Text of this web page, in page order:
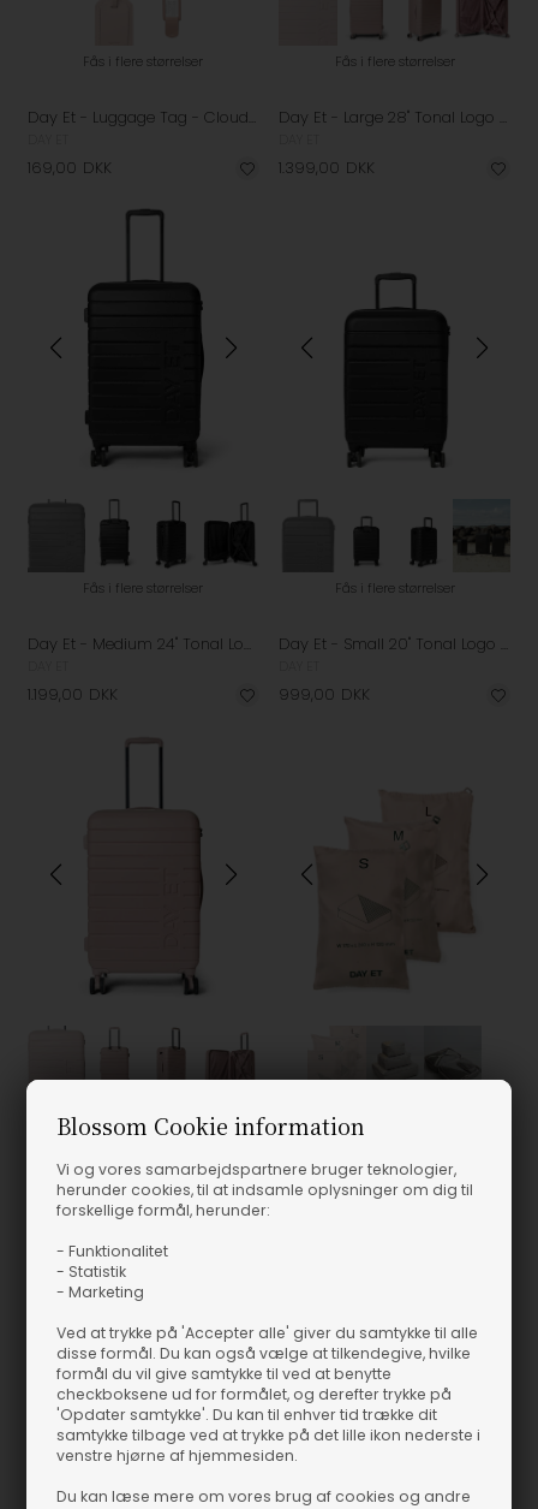
Blossom Cookie information
Vi og vores samarbejdspartnere bruger teknologier,
herunder cookies, til at indsamle oplysninger om dig til
forskellige formål, herunder:
- Funktionalitet
- Statistik
- Marketing
Ved at trykke på 'Accepter alle' giver du samtykke til alle
disse formål. Du kan også vælge at tilkendegive, hvilke
formål du vil give samtykke til ved at benytte
checkboksene ud for formålet, og derefter trykke på
'Opdater samtykke'. Du kan til enhver tid trække dit
samtykke tilbage ved at trykke på det lille ikon nederste i
venstre hjørne af hjemmesiden.
Du kan læse mere om vores brug af cookies og andre
Fås i flere størrelser
Day Et - Luggage Tag - Cloud Rose
169,00 DKK
Fås i flere størrelser
Day Et - Large 28" Tonal Logo Check-In Kuffert - Cloud Rose
1.399,00 DKK
Fås i flere størrelser
Day Et - Medium 24" Tonal Logo Check-In Kuffert - Black
1.199,00 DKK
Fås i flere størrelser
Day Et - Small 20" Tonal Logo Kabinekuffert - Black
999,00 DKK
Fås i flere størrelser
Day Et - Medium 24" Tonal Logo Check-In Kuffert - Cloud Rose
DAY ET
1.199,00 DKK
Fås i flere størrelser
DAY ET